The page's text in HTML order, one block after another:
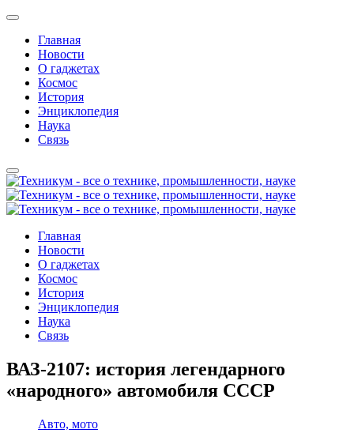
Главная
Новости
О гаджетах
Космос
История
Энциклопедия
Наука
Связь
Главная
Новости
О гаджетах
Космос
История
Энциклопедия
Наука
Связь
ВАЗ-2107: история легендарного
«народного» автомобиля СССР
Авто, мото